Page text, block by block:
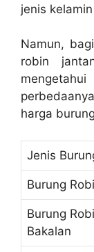
jenis
Namun,
robin
harga
Jenis
Burung
Burung
Bakalan